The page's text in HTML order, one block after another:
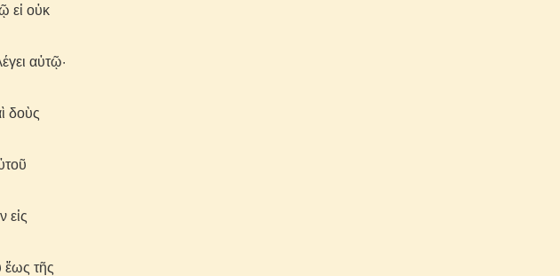
εἰ οὐκ
αὐτῷ·
δοὺς
εἰς
ἕως τῆς